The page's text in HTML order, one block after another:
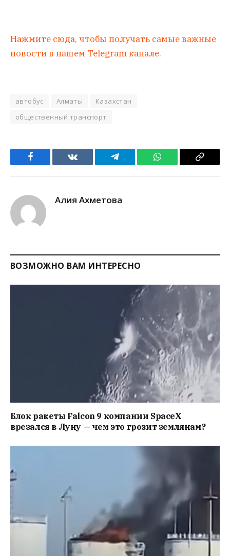
Нажмите сюда, чтобы получать самые важные
новости в нашем Telegram канале.
автобус Алматы
Казахстан
общественный транспорт
Facebook VKontakteTelegram WhatsApp Copy
Алия Ахметова
ВОЗМОЖНО ВАМ ИНТЕРЕСНО
Блок ракеты Falcon 9 компании SpaceX
врезался в Луну — чем это грозит землянам?